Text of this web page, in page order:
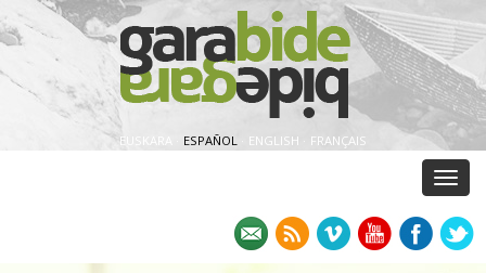
EUSKARA ESPAÑOL · ENGLISH · FRANÇAIS